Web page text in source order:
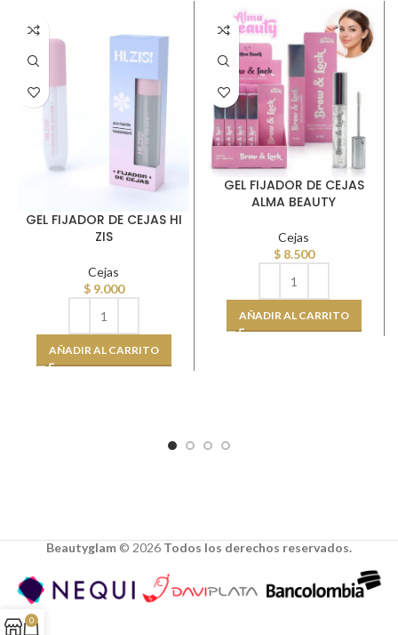
GEL FIJADOR DE CEJAS HI
ZIS
Cejas
$9.000
AÑADIR AL CARRITO
GEL FIJADOR DE CEJAS
ALMA BEAUTY
Cejas
$8.500
AÑADIR AL CARRITO
Beautyglam ©️ 2026 Todos los derechos reservados.
0